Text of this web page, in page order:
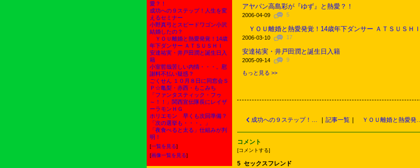
愛？！
成功への９ステップ！人生を変
えるセミナー
小野真弓とスピードワゴン小沢
結婚したの？
ＹＯＵ離婚と熱愛発覚！14歳
年下ダンサー ＡＴＳＵＳＨＩ
安達祐実・井戸田潤と誕生日入
籍
小室哲哉苦しい内情・・・。慰
謝料不払い疑惑？
ごくせん １０月８日に同窓会Ｓ
Ｐ☆亀梨・赤西・もこみち
「ファンタスティック・フゥ
～！！」関西宣伝隊長にレイザ
ーラモンＨＧ
ホリエモン 早くも次回準備？
「次の選挙も・・・。」
「夜食べると太る」仕組みが判
明！
[一覧を見る]
[画像一覧を見る]
アヤパン高島彩が『ゆず』と熱愛？！
2006-04-09 5
ＹＯＵ離婚と熱愛発覚！14歳年下ダンサー ＡＴＳＵＳＨＩ
2006-03-10 17
安達祐実・井戸田潤と誕生日入籍
2005-09-14 9
もっと見る >>
成功への９ステップ！人生を変えるセミナー 記事一覧 ＹＯＵ離婚と熱愛発覚
コメント
[コメントする]
5 セックスフレンド